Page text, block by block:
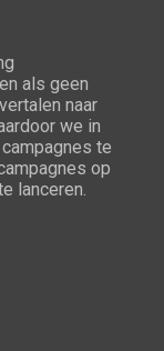
als geen
naar
we in
te
op
lanceren.